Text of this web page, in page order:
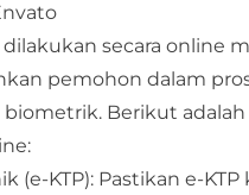
secara online
pemohon dalam
Berikut
(e-KTP): Pastikan e-